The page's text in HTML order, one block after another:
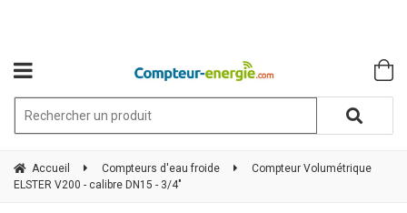
Accueil Compteurs d'eau froide
Compteur Volumétrique
ELSTER V200 - calibre DN15 - 3/4"